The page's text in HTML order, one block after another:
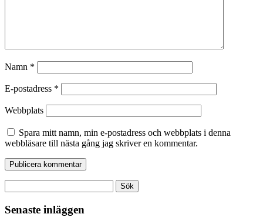
Namn *
E-postadress *
Webbplats
Spara mitt namn, min e-postadress och webbplats i denna
webbläsare till nästa gång jag skriver en kommentar.
efter:
Senaste inläggen